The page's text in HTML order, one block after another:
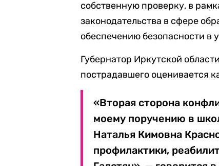
собственную проверку, в
законодательства в сфере
обеспечению безопасности в
Губернатор Иркутской
пострадавшего оценивается
«Вторая сторона
моему поручению в
Наталья Кимовна
профилактики,